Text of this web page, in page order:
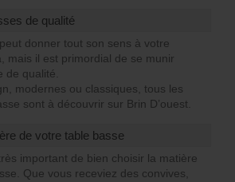
de qualité
donner tout son sens à votre
mais il est primordial de se munir
de qualité.
modernes ou classiques, tous les
sont à découvrir sur Brin D’ouest.
de votre table basse
important de bien choisir la matière
Que vous receviez des convives,